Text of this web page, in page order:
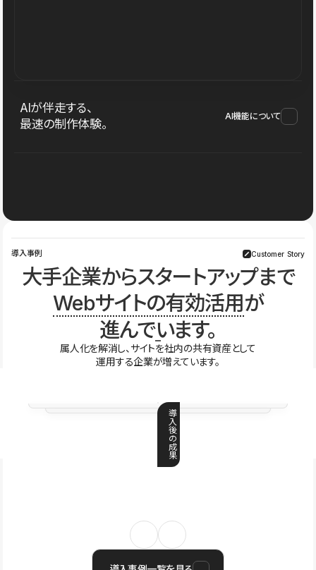
AIが伴走する、
最速の制作体験。
AI機能について
導入事例 Customer Story
大手企業からスタートアップまで
Webサイトの有効活用が
進んでいます。
属人化を解消し、サイトを社内の共有資産として
運用する企業が増えています。
導
入
後
の
成
果